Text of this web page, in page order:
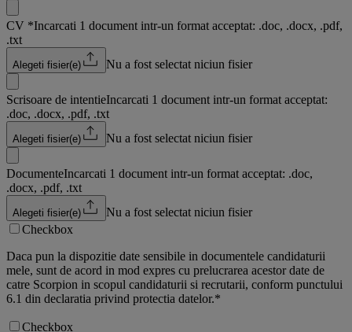
CV *Incarcati 1 document intr-un format acceptat: .doc, .docx, .pdf,
.txt
Alegeti fisier(e) Nu a fost selectat niciun fisier
Scrisoare de intentieIncarcati 1 document intr-un format acceptat:
.doc, .docx, .pdf, .txt
Alegeti fisier(e) Nu a fost selectat niciun fisier
DocumenteIncarcati 1 document intr-un format acceptat: .doc,
.docx, .pdf, .txt
Alegeti fisier(e)
Nu a fost selectat niciun fisier
Checkbox
Daca pun la dispozitie date sensibile in documentele candidaturii
mele, sunt de acord in mod expres cu prelucrarea acestor date de
catre Scorpion in scopul candidaturii si recrutarii, conform punctului
6.1 din declaratia privind protectia datelor.*
Checkbox